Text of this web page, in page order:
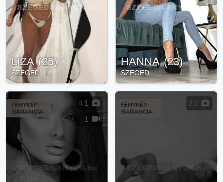
LIZA (25)
SZEGED
HANNA (23)
SZEGED
FÉNYKÉP-
GARANCIA
41
1
FÉNYKÉP-
GARANCIA
21